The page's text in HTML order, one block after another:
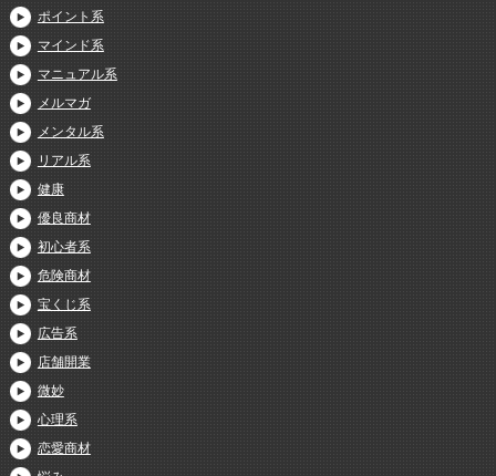
ポイント系
マインド系
マニュアル系
メルマガ
メンタル系
リアル系
健康
優良商材
初心者系
危険商材
宝くじ系
広告系
店舗開業
微妙
心理系
恋愛商材